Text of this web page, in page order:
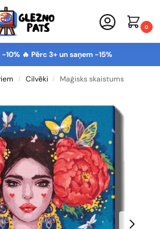
0
10% 🔥 Pērc 3+ un saņem -15%
/ Cilvēki / Maģisks skaistums